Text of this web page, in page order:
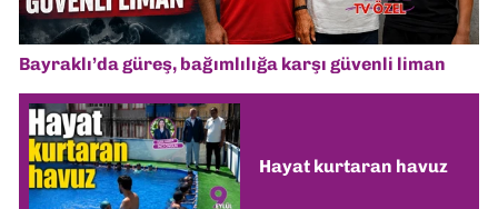
Bayraklı’da güreş, bağımlılığa karşı güvenli liman
Hayat kurtaran havuz